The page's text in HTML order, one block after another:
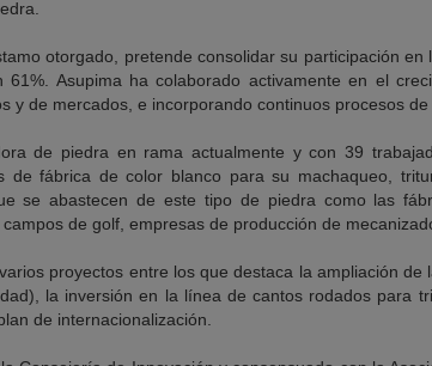
otorgado, pretende consolidar su participación en
Asupima ha colaborado activamente en el
y de mercados, e incorporando continuos procesos de
de piedra en rama actualmente y con 39
fábrica de color blanco para su machaqueo,
se abastecen de este tipo de piedra como las
de golf, empresas de producción de
proyectos entre los que destaca la ampliación de
la inversión en la línea de cantos rodados para
de internacionalización.